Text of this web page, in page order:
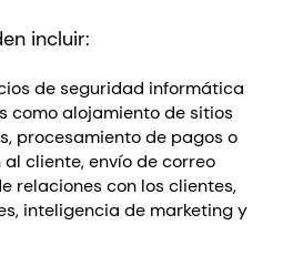
incluir:
de seguridad informática
como alojamiento de sitios
procesamiento de pagos o
cliente, envío de correo
relaciones con los clientes,
inteligencia de marketing y